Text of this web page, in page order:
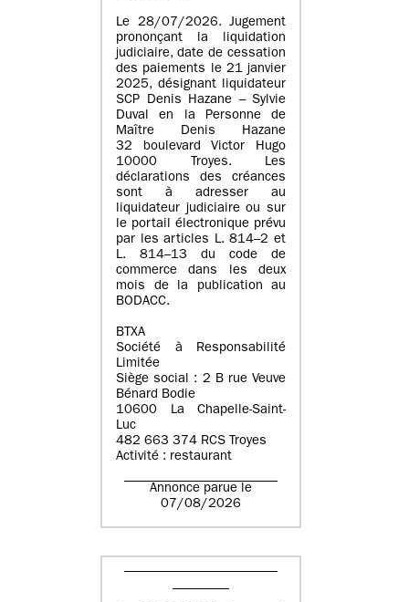
Le 28/07/2026. Jugement
prononçant la liquidation
judiciaire, date de cessation
des paiements le 21 janvier
2025, désignant liquidateur
SCP Denis Hazane – Sylvie
Duval en la Personne de
Maître Denis Hazane
32 boulevard Victor Hugo
10000 Troyes. Les
déclarations des créances
sont à adresser au
liquidateur judiciaire ou sur
le portail électronique prévu
par les articles L. 814–2 et
L. 814–13 du code de
commerce dans les deux
mois de la publication au
BODACC.
BTXA
Société à Responsabilité
Limitée
Siège social : 2 B rue Veuve
Bénard Bodie
10600 La Chapelle-Saint-
Luc
482 663 374 RCS Troyes
Activité : restaurant
Annonce parue le
07/08/2026